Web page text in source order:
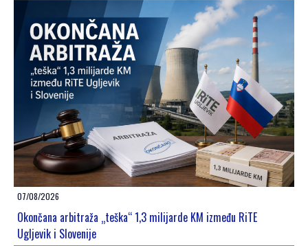
07/08/2026
Okončana arbitraža „teška“ 1,3 milijarde KM između RiTE
Ugljevik i Slovenije